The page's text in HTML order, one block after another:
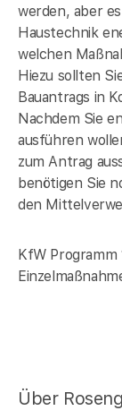
werden, aber
Haustechnik
welchen
Hiezu sollten
Bauantrags in
Nachdem Sie
ausführen
zum Antrag
benötigen Sie
den
KfW
Über